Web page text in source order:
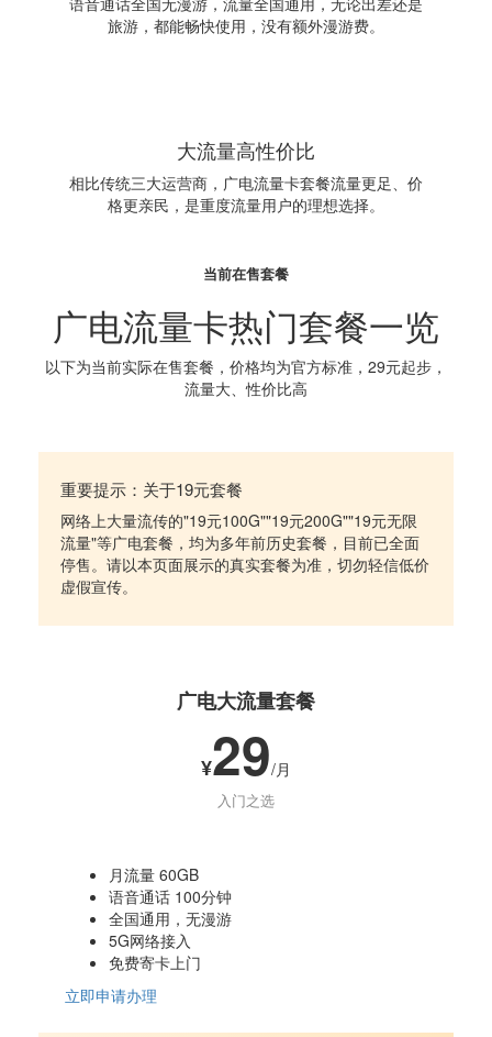
旅游，都能畅快使用，没有额外漫游费。
大流量高性价比
相比传统三大运营商，广电流量卡套餐流量更足、价
格更亲民，是重度流量用户的理想选择。
当前在售套餐
广电流量卡热门套餐一览
以下为当前实际在售套餐，价格均为官方标准，29元起步，
流量大、性价比高
重要提示：关于19元套餐
网络上大量流传的"19元100G""19元200G""19元无限
流量"等广电套餐，均为多年前历史套餐，目前已全面
停售。请以本页面展示的真实套餐为准，切勿轻信低价
虚假宣传。
广电大流量套餐
¥29/月
入门之选
月流量 60GB
语音通话 100分钟
全国通用，无漫游
5G网络接入
免费寄卡上门
立即申请办理